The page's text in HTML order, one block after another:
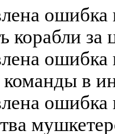
ошибка
корабли
ошибка
в
ошибка